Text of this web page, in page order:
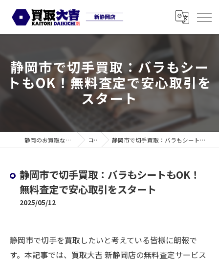
静岡市で切手買取：バラもシー
トもOK！無料査定で安心取引を
スタート
静岡のお買取なら買取大吉 新静岡店 コラム 静岡市で切手買取：バラもシートもOK！無料査定で安心取引をスタート
静岡市で切手買取：バラもシートもOK！
無料査定で安心取引をスタート
2025/05/12
静岡市で切手を買取したいと考えている皆様に朗報で
す。本記事では、買取大吉 新静岡店の無料査定サービス